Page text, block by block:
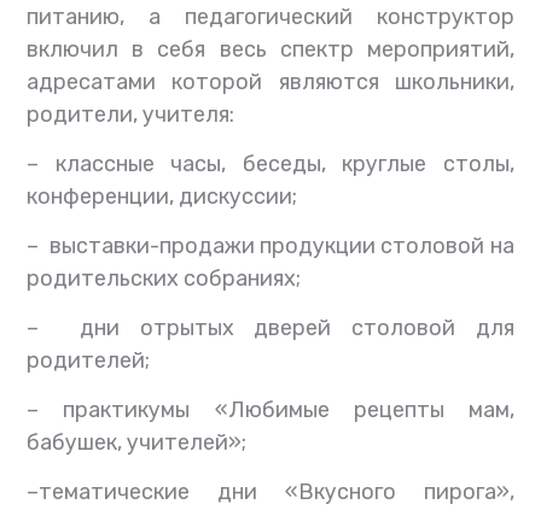
питанию, а педагогический конструктор
включил в себя весь спектр мероприятий,
адресатами которой являются школьники,
родители, учителя:
– классные часы, беседы, круглые столы,
конференции, дискуссии;
– выставки-продажи продукции столовой на
родительских собраниях;
– дни отрытых дверей столовой для
родителей;
– практикумы «Любимые рецепты мам,
бабушек, учителей»;
–тематические дни «Вкусного пирога»,